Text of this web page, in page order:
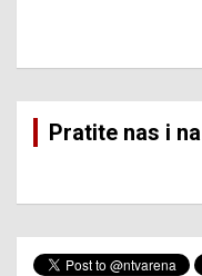
Pratite nas i